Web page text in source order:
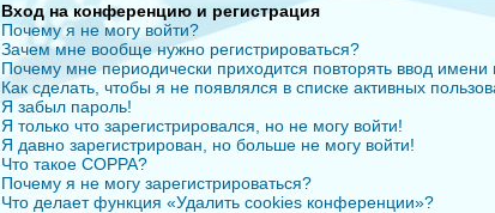
Вход на конференцию и регистрация
Почему я не могу войти?
Зачем мне вообще нужно регистрироваться?
Почему мне периодически приходится повторять ввод имени
Как сделать, чтобы я не появлялся в списке активных
Я забыл пароль!
Я только что зарегистрировался, но не могу войти!
Я давно зарегистрирован, но больше не могу войти!
Что такое COPPA?
Почему я не могу зарегистрироваться?
Что делает функция «Удалить cookies конференции»?